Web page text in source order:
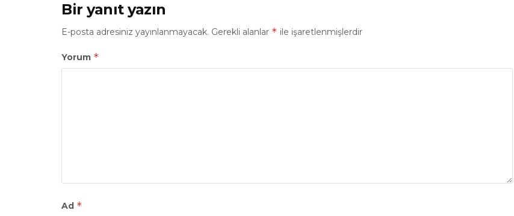
Bir yanıt yazın
E-posta adresiniz yayınlanmayacak. Gerekli alanlar * ile işaretlenmişlerdir
Yorum *
Ad *